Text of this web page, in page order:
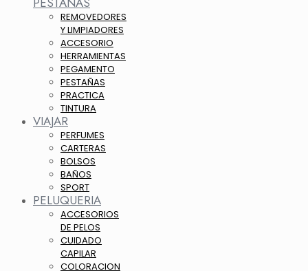
REMOVEDORES
Y LIMPIADORES
ACCESORIO
HERRAMIENTAS
PEGAMENTO
PESTAÑAS
PRACTICA
TINTURA
VIAJAR
PERFUMES
CARTERAS
BOLSOS
BAÑOS
SPORT
PELUQUERIA
ACCESORIOS
DE PELOS
CUIDADO
CAPILAR
COLORACION